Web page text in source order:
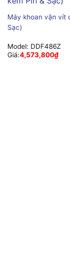
Máy khoan vặn vít
Sạc)
Model: DDF486Z
Giá:4,573,800₫